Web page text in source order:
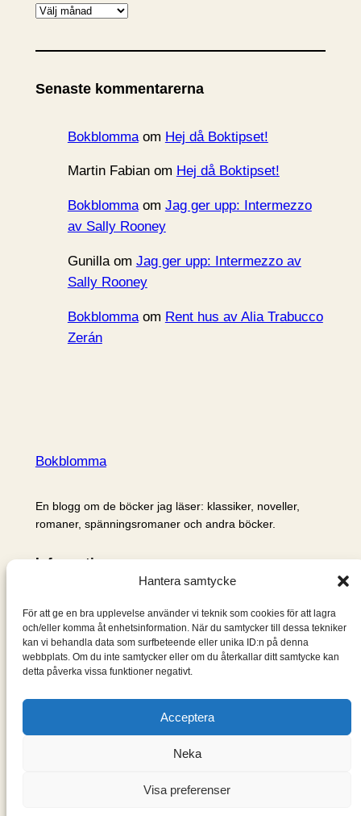
Hantera samtycke
För att ge en bra upplevelse använder vi teknik som cookies för att lagra
och/eller komma åt enhetsinformation. När du samtycker till dessa tekniker
kan vi behandla data som surfbeteende eller unika ID:n på denna
webbplats. Om du inte samtycker eller om du återkallar ditt samtycke kan
detta påverka vissa funktioner negativt.
Acceptera
Neka
Visa preferenser
A
k
v
Senaste kommentarerna
Bokblommaom Hej då Boktipset!
Martin Fabianom Hej då Boktipset!
Bokblommaom Jag ger upp: Intermezzo
av Sally Rooney
Gunillaom Jag ger upp: Intermezzo av
Sally Rooney
Bokblommaom Rent hus av Alia Trabucco
Zerán
Bokblomma
En blogg om de böcker jag läser: klassiker, noveller,
romaner, spänningsromaner och andra böcker.
Information
Om mig & om bloggen
S
ö
k
WordPress